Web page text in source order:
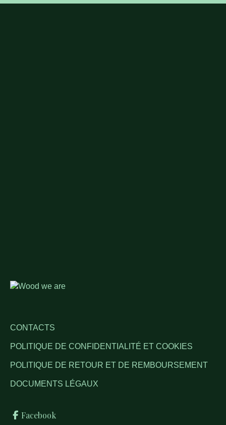
CONTACTS
POLITIQUE DE CONFIDENTIALITÉ ET COOKIES
POLITIQUE DE RETOUR ET DE REMBOURSEMENT
DOCUMENTS LÉGAUX
Facebook